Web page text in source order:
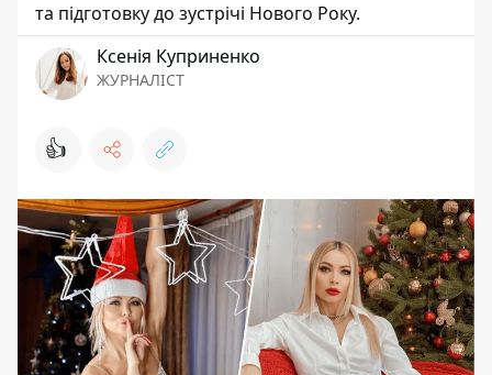
та підготовку до зустрічі Нового Року.
Ксенія Куприненко
ЖУРНАЛІСТ
👍